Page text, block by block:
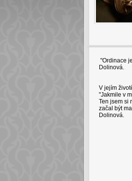
"Ordinace
Dolinová.
V jejím
"Jakmile v
Ten jsem si
začal být
Dolinová.